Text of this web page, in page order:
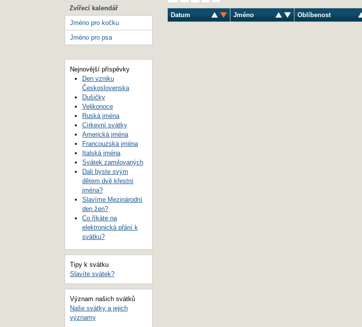
Datum Jméno Oblíbenost
Zvířecí kalendář
Jméno pro kočku
Jméno pro psa
Nejnovější příspěvky
Den vzniku
Československa
Dušičky
Velikonoce
Ruská jména
Církevní svátky
Americká jména
Francouzská jména
Italská jména
Svátek zamilovaných
Dali byste svým
dětem dvě křestní
jména?
Slavíme Mezinárodní
den žen?
Co říkáte na
elektronická přání k
svátku?
Tipy k svátku
Slavíte svátek?
Význam našich svátků
Naše svátky a jejich
významy